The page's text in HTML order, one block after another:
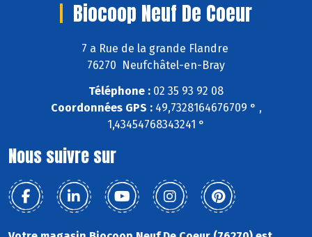
Biocoop Neuf De Coeur
7 a Rue de la grande Flandre
76270 Neufchâtel-en-Bray
Téléphone : 02 35 93 92 08
Coordonnées GPS :49,7328164676709 ° ,
1,43454768343241 °
Nous suivre sur